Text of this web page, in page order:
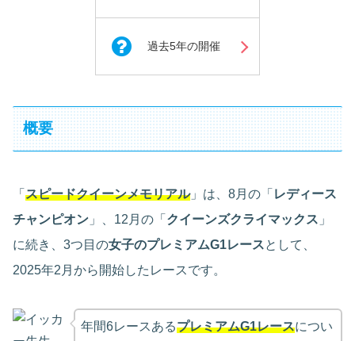
過去5年の開催
概要
「 スピードクイーンメモリアル」は、8月の「 レディース
チャンピオン 」、12月の「 クイーンズクライマックス 」
に続き、3つ目の女子のプレミアムG1レースとして、
2025年2月から開始したレースです。
年間6レースあるプレミアムG1レースについ